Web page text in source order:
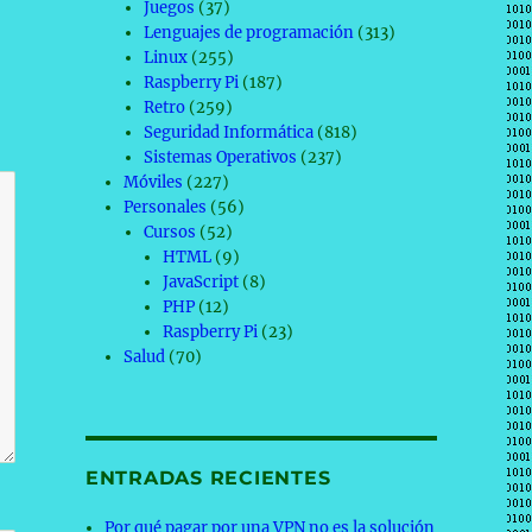
Juegos (37)
Lenguajes de programación(313)
Linux(255)
Raspberry Pi(187)
Retro(259)
Seguridad Informática(818)
Sistemas Operativos (237)
Móviles (227)
Personales (56)
Cursos (52)
HTML(9)
JavaScript(8)
PHP(12)
Raspberry Pi(23)
Salud (70)
ENTRADAS RECIENTES
Por qué pagar por una VPN no es la solución